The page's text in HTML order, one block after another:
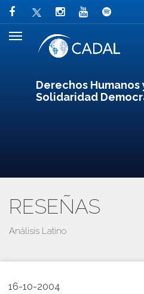
Derechos Humanos
Solidaridad
RESEÑAS
Análisis Latino
16-10-2004